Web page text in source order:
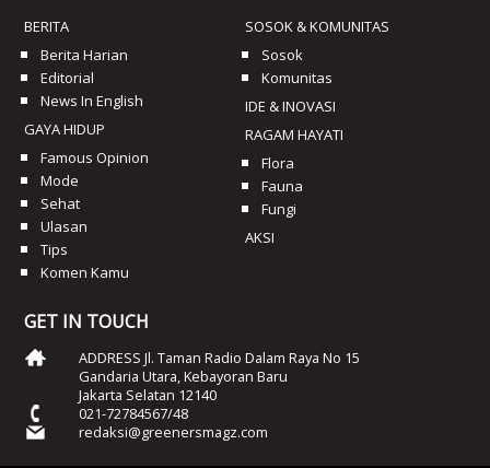
BERITA
Berita Harian
Editorial
News In English
GAYA HIDUP
Famous Opinion
Mode
Sehat
Ulasan
Tips
Komen Kamu
SOSOK & KOMUNITAS
Sosok
Komunitas
IDE & INOVASI
RAGAM HAYATI
Flora
Fauna
Fungi
AKSI
GET IN TOUCH
ADDRESS Jl. Taman Radio Dalam Raya No 15
Gandaria Utara, Kebayoran Baru
Jakarta Selatan 12140
021-72784567/48
redaksi@greenersmagz.com